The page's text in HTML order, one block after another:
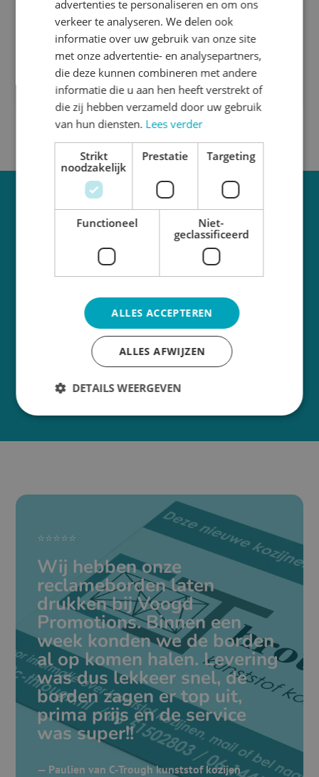
Wat is het verschil in buigzaamheid?
Forex is licht buigzaam. Omdat het materiaal is
opgebouwd uit hard schuim in combinatie met
een toplaag, is het materiaal relatief flexibel.
Schrijf je in voor
onze nieuwsbrief!
Ontvang 10% korting op je
emailadres*
⭐⭐⭐⭐⭐
Wij hebben onze
reclameborden laten
drukken bij Voogd
Promotions. Binnen een
week konden we de borden
al op komen halen. Levering
was dus lekkeer snel, de
borden zagen er top uit,
prima prijs en de service
was super!!
— Paulien van C-Trough kunststof kozijen
advertenties te personaliseren en om ons
verkeer te analyseren. We delen ook
informatie over uw gebruik van onze site
met onze advertentie- en analysepartners,
die deze kunnen combineren met andere
informatie die u aan hen heeft verstrekt of
die zij hebben verzameld door uw gebruik
van hun diensten. Lees verder
Strikt
noodzakelijk
Prestatie Targeting
Functioneel
Niet-
geclassificeerd
ALLES ACCEPTEREN
ALLES AFWIJZEN
DETAILS WEERGEVEN